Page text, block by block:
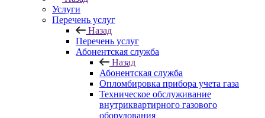
Услуги
Перечень услуг
Назад
Перечень услуг
Абонентская служба
Назад
Абонентская служба
Опломбировка прибора учета газа
Техническое обслуживание
внутриквартирного газового
оборудования